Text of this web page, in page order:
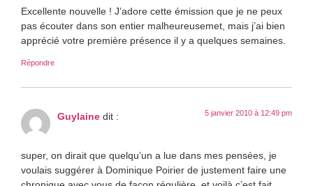
Excellente nouvelle ! J’adore cette émission que je ne peux
pas écouter dans son entier malheureusemet, mais j’ai bien
apprécié votre première présence il y a quelques semaines.
Répondre
Guylaine dit : 5 janvier 2010 à 12:49 pm
super, on dirait que quelqu’un a lue dans mes pensées, je
voulais suggérer à Dominique Poirier de justement faire une